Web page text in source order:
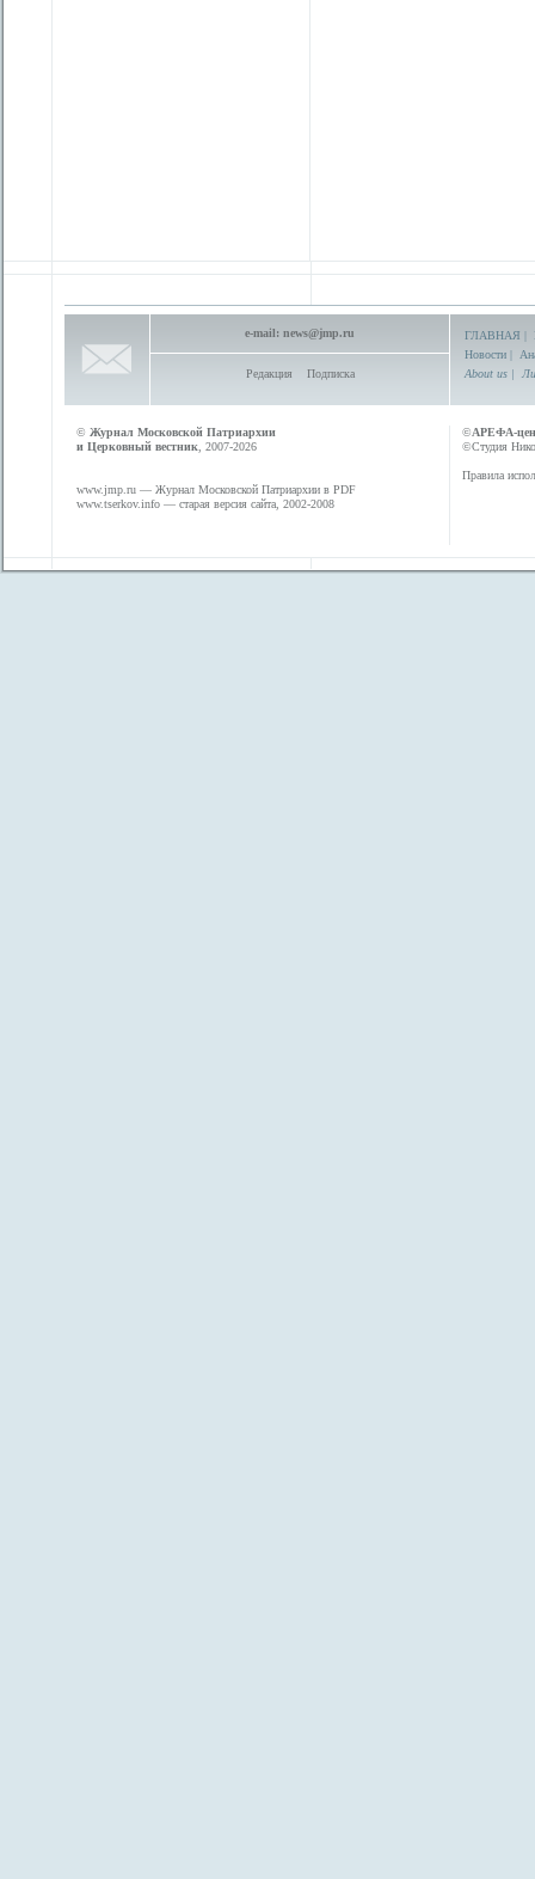
e-mail: news@jmp.ru
Редакция Подписка
ГЛАВНАЯ |
Новости |
About us |
© Журнал Московской Патриархии
и Церковный вестник , 2007-2026
www.jmp.ru — Журнал Московской Патриархии в PDF
www.tserkov.info — старая версия сайта, 2002-2008
©АРЕФА-
©Студия
Правила